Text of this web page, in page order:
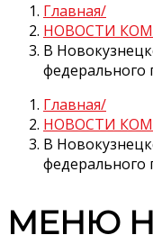
Главная
НОВОСТИ
В
федерального
Главная
НОВОСТИ
В
федерального
МЕНЮ